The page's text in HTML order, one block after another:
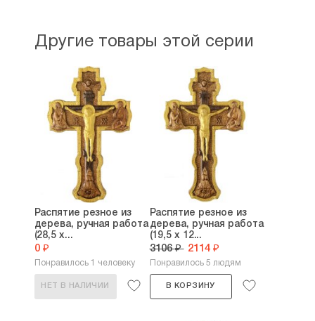
Другие товары этой серии
Распятие резное из
дерева, ручная работа
(28,5 х...
0 ₽
Понравилось 1 человеку
НЕТ В НАЛИЧИИ
Распятие резное из
дерева, ручная работа
(19,5 х 12...
3106 ₽ 2114 ₽
Понравилось 5 людям
В КОРЗИНУ